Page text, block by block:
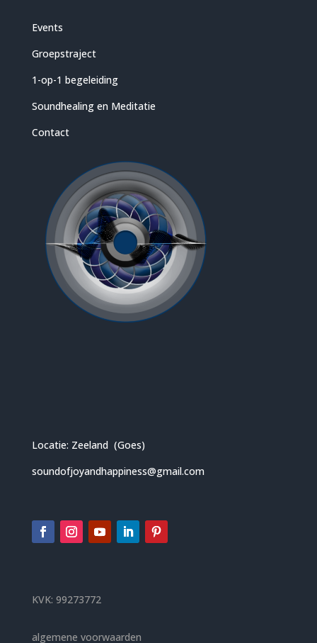
Events
Groepstraject
1-op-1 begeleiding
Soundhealing en Meditatie
Contact
Locatie: Zeeland (Goes)
soundofjoyandhappiness@gmail.com
KVK: 99273772
algemene voorwaarden